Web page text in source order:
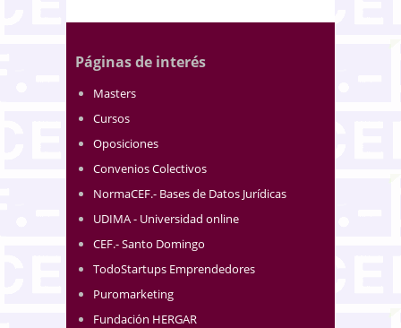
Páginas de interés
Masters
Cursos
Oposiciones
Convenios Colectivos
NormaCEF.- Bases de Datos Jurídicas
UDIMA - Universidad online
CEF.- Santo Domingo
TodoStartups Emprendedores
Puromarketing
Fundación HERGAR